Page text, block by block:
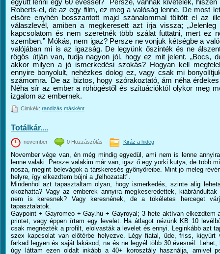
együtt lenni egy 60 évessel? Persze, vannak kivételek,
Roberts-el, de az egy film, ez meg a valóság lenne. De most
elsőre enyhén bosszantott majd szánalommal töltött el az
válaszlevél, amiben a megkeresett azt írja vissza;
kapcsolatom és nem szeretnék több szálat futtatni, mert ez
szemben.” Mókás, nem igaz? Persze ne vonjuk kétségbe a
valójában mi is az igazság. De legyünk őszinték és ne
rögös útján van, tudja nagyon jól, hogy ez mit jelent. „Bocs,
akkor milyen a jó ismerkedési szokás? Hogyan kell
ennyire bonyolult, nehézkes dolog ez, vagy csak mi
számomra. De az biztos, hogy szórakoztató, ám néha
Néha sír az ember a röhögéstől és szituációktól olykor meg
izgalom az embernek.
Cimkék: randizás másként
Totálkár....
november 0 Hozzászólás Kiráz a hideg
November vége van, én még mindig egyedül, ami nem is lenne
lenne valaki. Persze valakim már van, igaz ő egy yorki kutya, de több
nosza, megint belevágok a társkeresés gyönyöreibe. Mint jó meleg
helyre, így elkezdtem bújni a „felhozatalt".
Mindenhol azt tapasztaltam olyan, hogy ismerkedés, szinte alig
okozhatta? Vagy az emberek annyira megkeseredettek,
nem is keresnek? Vagy keresnének, de a tökéletes herceget
tapasztalatok.
Gaypoint + Gayromeo + Gay.hu + Gayroyal; 3 hete aktívan elkezdtem
printet, vagy éppen írtam egy levelet. Ha átlagot nézünk KB 10
csak megnézték a profilt, elolvasták a levelet és ennyi. Leginkább azt
szex kapcsolat van előtérbe helyezve. Légy fiatal, üde, friss, kigyúrt
farkad legyen és saját lakásod, na és ne legyél több 30 évesnél.
úgy láttam ezen oldalt inkább a 40+ korosztály használja, amivel